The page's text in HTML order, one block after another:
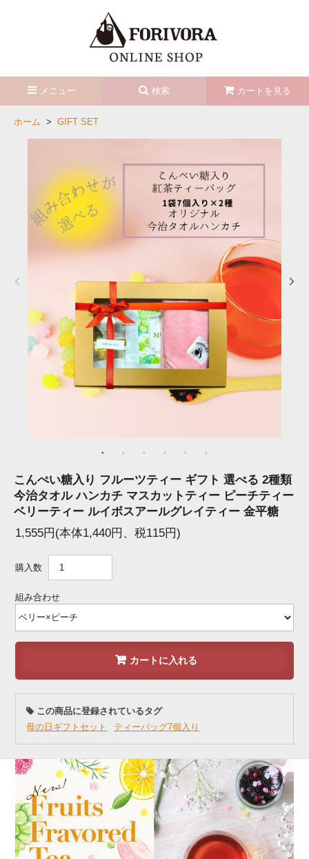
メニュー 検索 カートを見る
ホーム > GIFT SET
こんぺい糖入り フルーツティー ギフト 選べる 2種類
今治タオル ハンカチ マスカットティー ピーチティー
ベリーティー ルイボスアールグレイティー 金平糖
1,555円(本体1,440円、税115円)
購入数
組み合わせ
カートに入れる
この商品に登録されているタグ
母の日ギフトセット
ティーバッグ7個入り